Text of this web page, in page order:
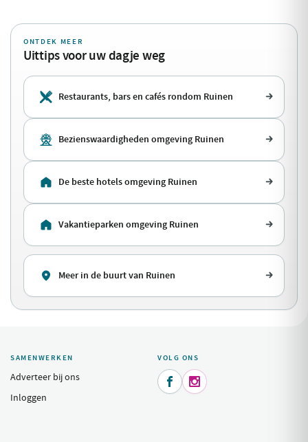
ONTDEK MEER
Uittips voor uw dagje weg
Restaurants, bars en cafés rondom Ruinen
Bezienswaardigheden omgeving Ruinen
De beste hotels omgeving Ruinen
Vakantieparken omgeving Ruinen
Meer in de buurt van Ruinen
SAMENWERKEN
Adverteer bij ons
Inloggen
VOLG ONS
 